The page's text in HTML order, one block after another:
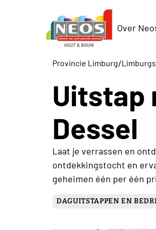
Over
Provincie Limburg/
Uitstap
Dessel
Laat je verrassen en
ontdekkingstocht en
geheimen één per één
DAGUITSTAPPEN EN